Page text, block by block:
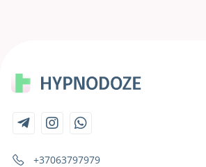
+37063797979